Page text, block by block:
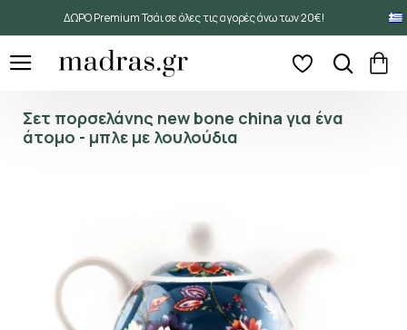
ΔΩΡΟ Premium Τσάι σε όλες τις αγορές άνω των 20€!
Σετ πορσελάνης new bone china για ένα
άτομο - μπλε με λουλούδια